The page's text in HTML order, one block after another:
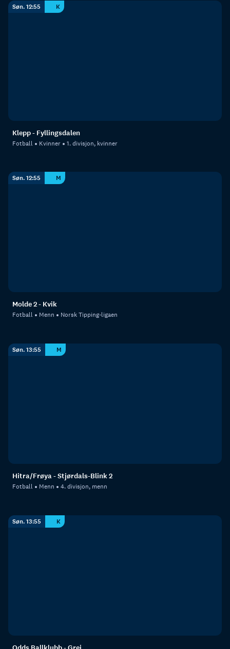
Søn. 12:55 K
Klepp - Fyllingsdalen
Fotball Kvinner 1. divisjon, kvinner
Søn. 12:55 M
Molde 2 - Kvik
Fotball Menn Norsk Tipping-ligaen
Søn. 13:55 M
Hitra/Frøya - Stjørdals-Blink 2
Fotball Menn 4. divisjon, menn
Søn. 13:55 K